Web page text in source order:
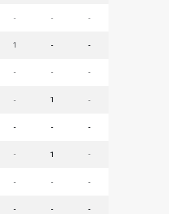
- - -
1 - -
- - -
- 1 -
- - -
- 1 -
- - -
- - -